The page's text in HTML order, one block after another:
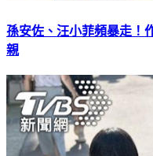
孫安佐、汪小菲頻暴走！
親